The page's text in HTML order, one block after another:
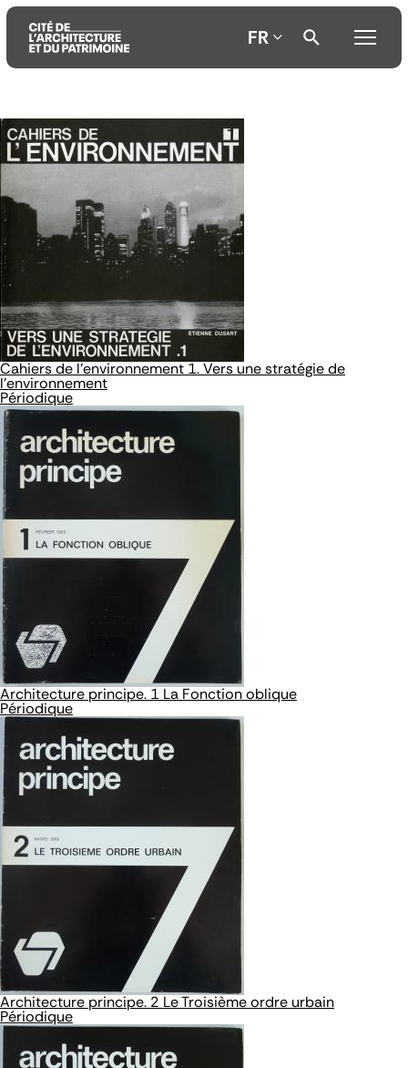
Aller
au
contenu
Aller
au
menu
Aller
à
la
FR
Cahiers de l'environnement 1. Vers une stratégie de
l'environnement
Périodique
Architecture principe. 1 La Fonction oblique
Périodique
Architecture principe. 2 Le Troisième ordre urbain
Périodique